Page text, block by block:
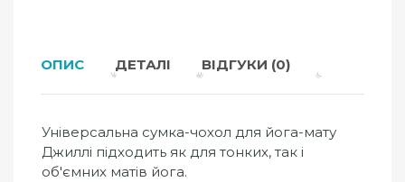
ОПИС ДЕТАЛІ ВІДГУКИ (0)
Універсальна сумка-чохол для йога-мату
Джиллі підходить як для тонких, так і
об'ємних матів йога.